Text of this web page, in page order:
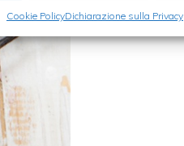
Cookie PolicyDichiarazione sulla Privacy